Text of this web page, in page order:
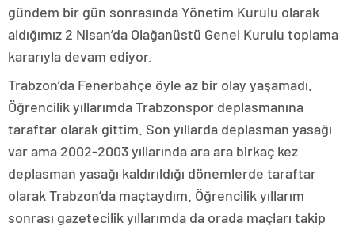
gündem bir gün sonrasında Yönetim Kurulu olarak
aldığımız 2 Nisan’da Olağanüstü Genel Kurulu toplama
kararıyla devam ediyor.
Trabzon’da Fenerbahçe öyle az bir olay yaşamadı.
Öğrencilik yıllarımda Trabzonspor deplasmanına
taraftar olarak gittim. Son yıllarda deplasman yasağı
var ama 2002-2003 yıllarında ara ara birkaç kez
deplasman yasağı kaldırıldığı dönemlerde taraftar
olarak Trabzon’da maçtaydım. Öğrencilik yıllarım
sonrası gazetecilik yıllarımda da orada maçları takip